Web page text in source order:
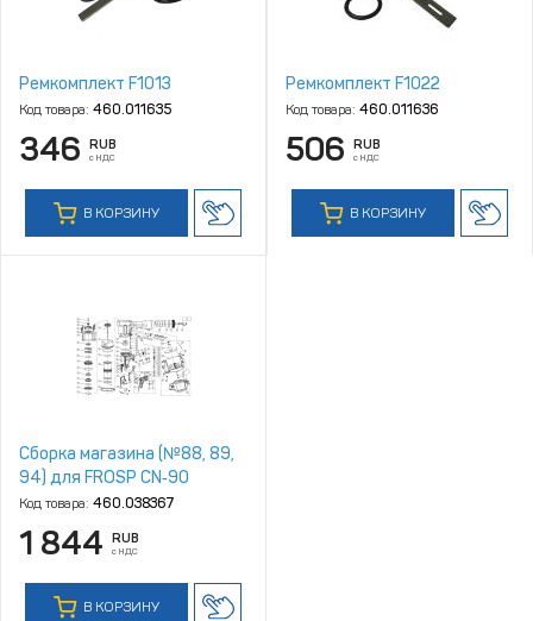
Ремкомплект F1013
Код товара: 460.011635
346 RUB
с НДС
В КОРЗИНУ
Ремкомплект F1022
Код товара: 460.011636
506 RUB
с НДС
В КОРЗИНУ
Сборка магазина (№88, 89,
94) для FROSP CN‑90
Код товара: 460.038367
1 844 RUB
с НДС
В КОРЗИНУ